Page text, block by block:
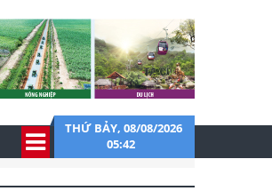
THỨ BẢY, 08/08/2026
05:42